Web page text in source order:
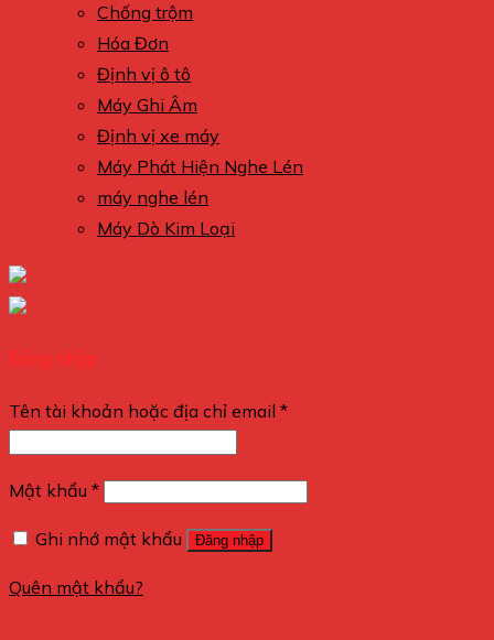
Chống trộm
Hóa Đơn
Định vị ô tô
Máy Ghi Âm
Định vị xe máy
Máy Phát Hiện Nghe Lén
máy nghe lén
Máy Dò Kim Loại
Đăng nhập
Tên tài khoản hoặc địa chỉ email *
Mật khẩu *
Ghi nhớ mật khẩu Đăng nhập
Quên mật khẩu?